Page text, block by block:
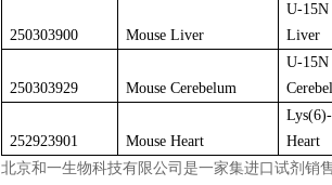
250303900 Mouse Liver
U-
Liver
250303929 Mouse Cerebelum
U-
252923901 Mouse Heart
Heart
北京和一生物科技有限公司是一家集进口试剂销